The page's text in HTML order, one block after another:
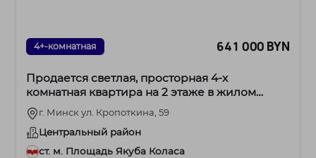
4+-комнатная 641 000 BYN
Продается светлая, просторная 4-х
комнатная квартира на 2 этаже в жилом
комплексе премиум-класса
г. Минск ул. Кропоткина, 59
Центральный район
ст. м. Площадь Якуба Коласа